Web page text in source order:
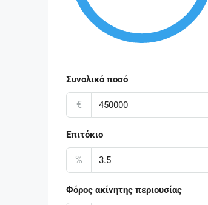
Συνολικό ποσό
€
Επιτόκιο
%
Φόρος ακίνητης περιουσίας